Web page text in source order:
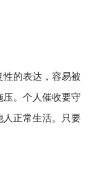
的表达，容易被
。个人催收要守
正常生活。只要